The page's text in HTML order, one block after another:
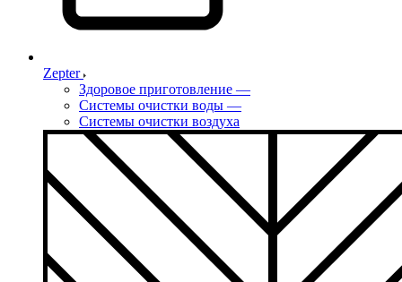
Zepter
Здоровое приготовление —
Системы очистки воды —
Системы очистки воздуха